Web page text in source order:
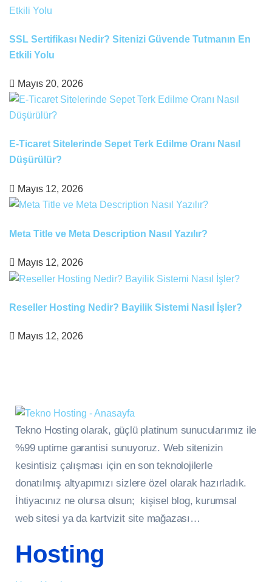
SSL Sertifikası Nedir? Sitenizi Güvende Tutmanın En
Etkili Yolu
Mayıs 20, 2026
E-Ticaret Sitelerinde Sepet Terk Edilme Oranı Nasıl
Düşürülür?
Mayıs 12, 2026
Meta Title ve Meta Description Nasıl Yazılır?
Mayıs 12, 2026
Reseller Hosting Nedir? Bayilik Sistemi Nasıl İşler?
Mayıs 12, 2026
Tekno Hosting olarak, güçlü platinum sunucularımız ile
%99 uptime garantisi sunuyoruz. Web sitenizin
kesintisiz çalışması için en son teknolojilerle
donatılmış altyapımızı sizlere özel olarak hazırladık.
İhtiyacınız ne olursa olsun; kişisel blog, kurumsal
web sitesi ya da kartvizit site mağazası…
Hosting